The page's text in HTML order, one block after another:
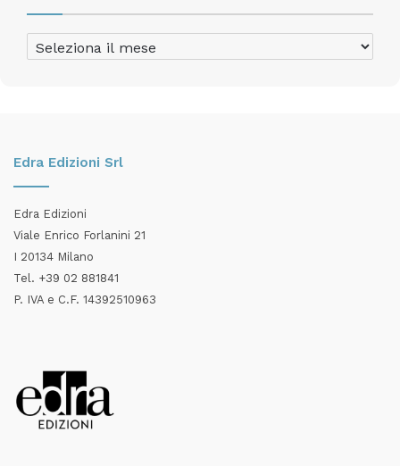
Archivio
Articoli
Edra Edizioni Srl
Edra Edizioni
Viale Enrico Forlanini 21
I 20134 Milano
Tel. +39 02 881841
P. IVA e C.F. 14392510963